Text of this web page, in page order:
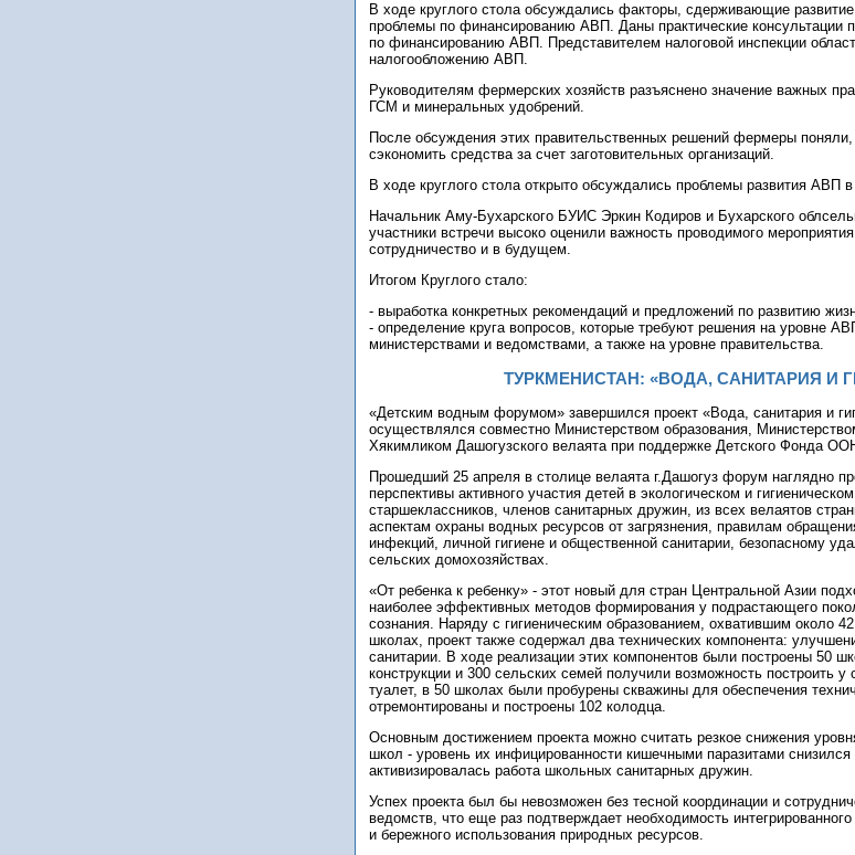
В ходе круглого стола обсуждались факторы, сдерживающие
проблемы по финансированию АВП. Даны практические консультации
по финансированию АВП. Представителем налоговой инспекции
налогообложению АВП.
Руководителям фермерских хозяйств разъяснено значение важных
ГСМ и минеральных удобрений.
После обсуждения этих правительственных решений фермеры
сэкономить средства за счет заготовительных организаций.
В ходе круглого стола открыто обсуждались проблемы развития АВП в
Начальник Аму-Бухарского БУИС Эркин Кодиров и Бухарского
участники встречи высоко оценили важность проводимого
сотрудничество и в будущем.
Итогом Круглого стало:
- выработка конкретных рекомендаций и предложений по развитию
- определение круга вопросов, которые требуют решения на уровне
министерствами и ведомствами, а также на уровне правительства.
ТУРКМЕНИСТАН: «ВОДА, САНИТАРИЯ И
«Детским водным форумом» завершился проект «Вода, санитария и
осуществлялся совместно Министерством образования,
Хякимликом Дашогузского велаята при поддержке Детского Фонда
Прошедший 25 апреля в столице велаята г.Дашогуз форум наглядно
перспективы активного участия детей в экологическом и
старшеклассников, членов санитарных дружин, из всех велаятов
аспектам охраны водных ресурсов от загрязнения, правилам
инфекций, личной гигиене и общественной санитарии, безопасному
сельских домохозяйствах.
«От ребенка к ребенку» - этот новый для стран Центральной Азии
наиболее эффективных методов формирования у подрастающего
сознания. Наряду с гигиеническим образованием, охватившим около
школах, проект также содержал два технических компонента:
санитарии. В ходе реализации этих компонентов были построены 50
конструкции и 300 сельских семей получили возможность построить у
туалет, в 50 школах были пробурены скважины для обеспечения
отремонтированы и построены 102 колодца.
Основным достижением проекта можно считать резкое снижения
школ - уровень их инфицированности кишечными паразитами
активизировалась работа школьных санитарных дружин.
Успех проекта был бы невозможен без тесной координации и
ведомств, что еще раз подтверждает необходимость
и бережного использования природных ресурсов.